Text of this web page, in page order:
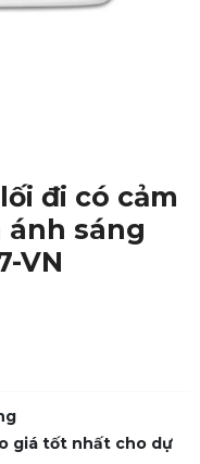
đi có cảm
ánh sáng
VN
giá tốt nhất cho dự